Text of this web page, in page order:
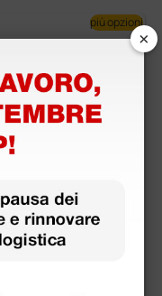
Medicazio
non adesiva al ca
attivo
più opzioni
×